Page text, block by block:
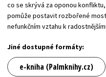
co se skrývá za oponou
pomůže postavit rozbořené
nefunkčním vztahu k
Jiné dostupné formáty:
e-kniha (Palmknihy.cz)